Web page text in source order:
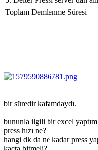
Toplam Demlenme Süresi
bir süredir kafamdaydı.
bununla ilgili bir excel
press hızı ne?
hangi dk da ne kadar press
kaçta bitmeli?